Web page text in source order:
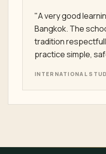
"We booked
appreciated the
The class was
SPA TEAM MANAGER
"A very good